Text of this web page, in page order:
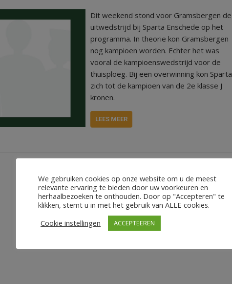
Dit weekend stond voor Gramsbergen de
uitwedstrijd bij Sparta Enschede op het
programma. In theorie kon Gramsbergen
nog kampioen worden. Echter het was
vooral de kampioenswedstrijd voor de
thuisploeg. Bij een overwinning kon Sparta
zich tot de kampioen van de 2e klasse J
kronen.
LEES MEER
We gebruiken cookies op onze website om u de meest
relevante ervaring te bieden door uw voorkeuren en
herhaalbezoeken te onthouden. Door op "Accepteren" te
klikken, stemt u in met het gebruik van ALLE cookies.
Cookie instellingen
ACCEPTEEREN